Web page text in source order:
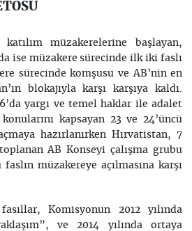
müzakerelerine başlayan,
ise müzakere sürecinde ilk iki faslı
sürecinde komşusu ve AB’nin en
blokajıyla karşı karşıya kaldı.
yargı ve temel haklar ile adalet
kapsayan 23 ve 24’üncü
hazırlanırken Hırvatistan, 7
AB Konseyi çalışma grubu
faslın müzakereye açılmasına karşı
Komisyonun 2012 yılında
ve 2014 yılında ortaya